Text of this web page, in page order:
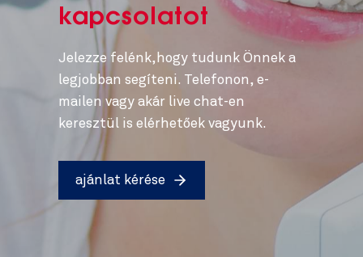
kapcsolatot
Jelezze felénk,hogy tudunk Önnek a
legjobban segíteni. Telefonon, e-
mailen vagy akár live chat-en
keresztül is elérhetőek vagyunk.
ajánlat kérése